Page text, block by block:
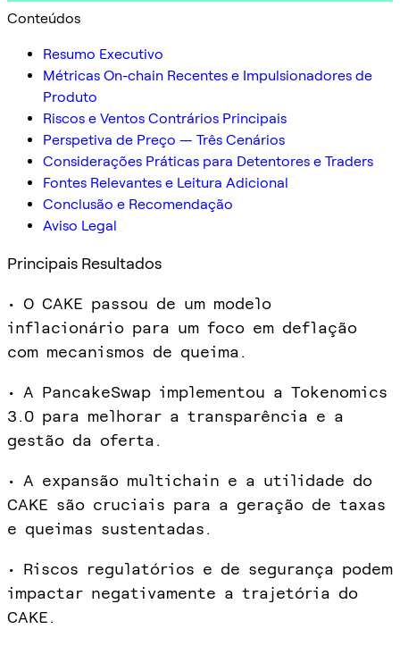
Conteúdos
Resumo Executivo
Métricas On-chain Recentes e Impulsionadores de
Produto
Riscos e Ventos Contrários Principais
Perspetiva de Preço — Três Cenários
Considerações Práticas para Detentores e Traders
Fontes Relevantes e Leitura Adicional
Conclusão e Recomendação
Aviso Legal
Principais Resultados
• O CAKE passou de um modelo
inflacionário para um foco em deflação
com mecanismos de queima.
• A PancakeSwap implementou a Tokenomics
3.0 para melhorar a transparência e a
gestão da oferta.
• A expansão multichain e a utilidade do
CAKE são cruciais para a geração de taxas
e queimas sustentadas.
• Riscos regulatórios e de segurança podem
impactar negativamente a trajetória do
CAKE.